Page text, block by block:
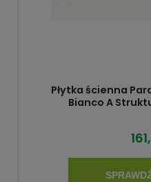
Płytka ścienna
Bianco A